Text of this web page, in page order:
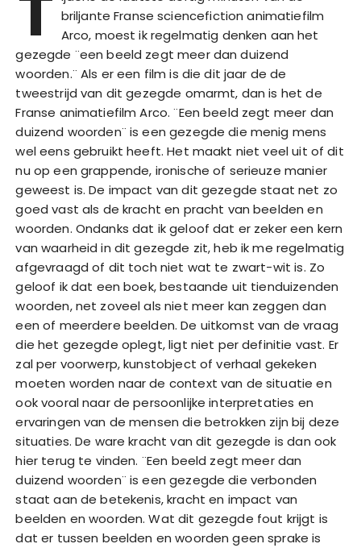
briljante Franse sciencefiction animatiefilm
Arco, moest ik regelmatig denken aan het
gezegde ¨een beeld zegt meer dan duizend
woorden.¨ Als er een film is die dit jaar de de
tweestrijd van dit gezegde omarmt, dan is het de
Franse animatiefilm Arco. ¨Een beeld zegt meer dan
duizend woorden¨ is een gezegde die menig mens
wel eens gebruikt heeft. Het maakt niet veel uit of dit
nu op een grappende, ironische of serieuze manier
geweest is. De impact van dit gezegde staat net zo
goed vast als de kracht en pracht van beelden en
woorden. Ondanks dat ik geloof dat er zeker een kern
van waarheid in dit gezegde zit, heb ik me regelmatig
afgevraagd of dit toch niet wat te zwart-wit is. Zo
geloof ik dat een boek, bestaande uit tienduizenden
woorden, net zoveel als niet meer kan zeggen dan
een of meerdere beelden. De uitkomst van de vraag
die het gezegde oplegt, ligt niet per definitie vast. Er
zal per voorwerp, kunstobject of verhaal gekeken
moeten worden naar de context van de situatie en
ook vooral naar de persoonlijke interpretaties en
ervaringen van de mensen die betrokken zijn bij deze
situaties. De ware kracht van dit gezegde is dan ook
hier terug te vinden. ¨Een beeld zegt meer dan
duizend woorden¨ is een gezegde die verbonden
staat aan de betekenis, kracht en impact van
beelden en woorden. Wat dit gezegde fout krijgt is
dat er tussen beelden en woorden geen sprake is